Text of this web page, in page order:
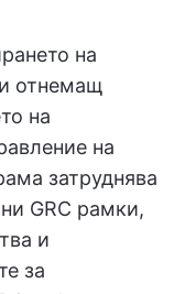
на
отнемащ
на
на
затруднява
GRC рамки,
и
за